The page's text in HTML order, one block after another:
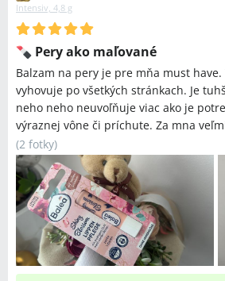
Intensiv, 4,8 g
Pery ako maľované
Balzam na pery je pre mňa must have.
vyhovuje po všetkých stránkach. Je
neho neho neuvoľňuje viac ako je
výraznej vône či príchute. Za mna
(2 fotky)